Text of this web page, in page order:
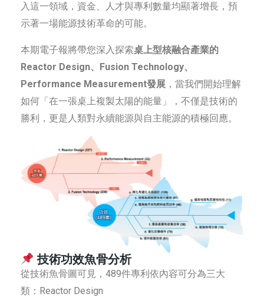
入這一領域，資金、人才與專利數量均顯著增長，預
示著一場能源技術革命的可能。
本期電子報將帶您深入探索桌上型核融合產業的
Reactor Design、Fusion Technology、
Performance Measurement發展 ，當我們開始理解
如何「在一張桌上複製太陽的能量」，不僅是技術的
勝利，更是人類對永續能源與自主能源的積極回應。
技術功效魚骨分析
從技術魚骨圖可見，489件專利依內容可分為三大
類：Reactor Design